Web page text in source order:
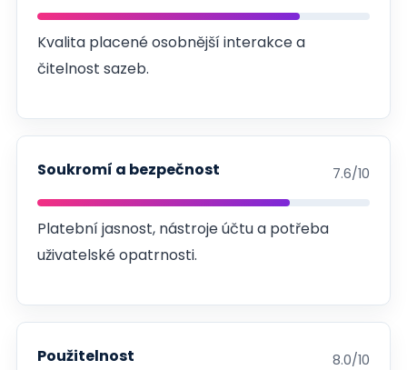
Kvalita placené osobnější interakce a
čitelnost sazeb.
Soukromí a bezpečnost 7.6/10
Platební jasnost, nástroje účtu a potřeba
uživatelské opatrnosti.
Použitelnost 8.0/10